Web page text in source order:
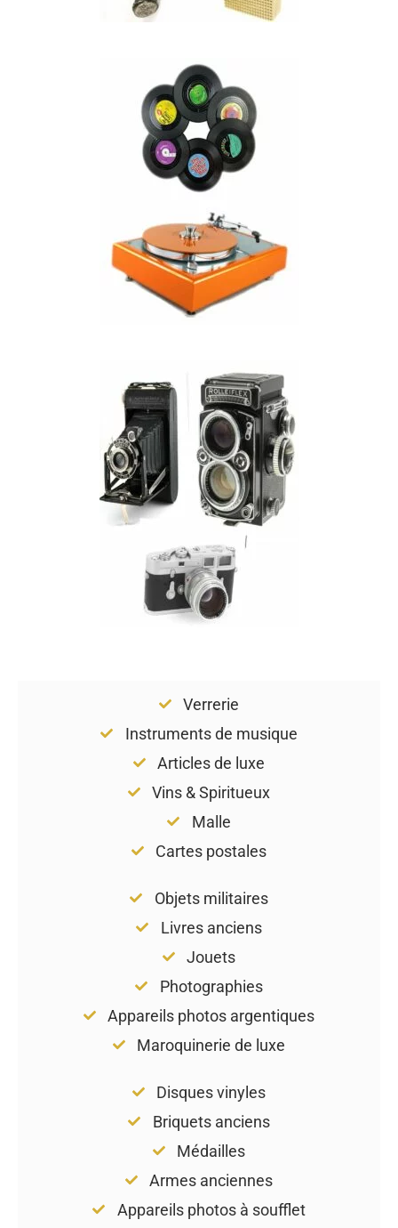
Verrerie
Instruments de musique
Articles de luxe
Vins & Spiritueux
Malle
Cartes postales
Objets militaires
Livres anciens
Jouets
Photographies
Appareils photos argentiques
Maroquinerie de luxe
Disques vinyles
Briquets anciens
Médailles
Armes anciennes
Appareils photos à soufflet